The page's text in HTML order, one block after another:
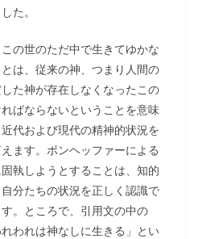
た。
の世のただ中で生きてゆかな
は、従来の神、つまり人間の
た神が存在しなくなったこの
ばならないということを意味
代および現代の精神的状況を
ます。ボンヘッファーによる
執しようとすることは、知的
分たちの状況を正しく認識で
。ところで、引用文の中の
われは神なしに生きる」とい